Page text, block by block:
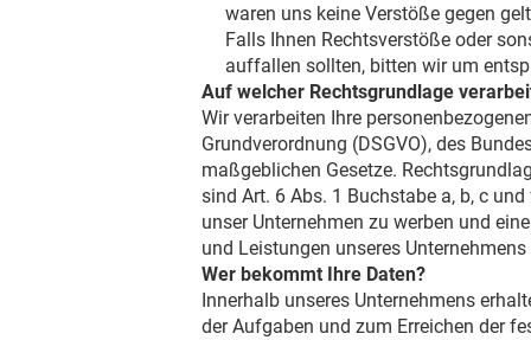
waren uns keine Verstöße gegen
Falls Ihnen Rechtsverstöße oder
auffallen sollten, bitten wir um
Auf welcher Rechtsgrundlage
Wir verarbeiten Ihre
Grundverordnung (DSGVO), des
maßgeblichen Gesetze.
sind Art. 6 Abs. 1 Buchstabe a, b, c
unser Unternehmen zu werben und
und Leistungen unseres
Wer bekommt Ihre Daten?
Innerhalb unseres Unternehmens
der Aufgaben und zum Erreichen der